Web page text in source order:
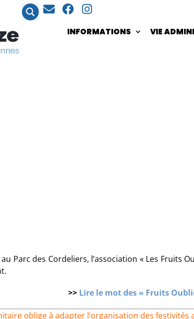
INFORMATIONS VIE
Parc des Cordeliers, l’association « Les Fruits
>> Lire le mot des « Fruits
oblige à adapter l’organisation des